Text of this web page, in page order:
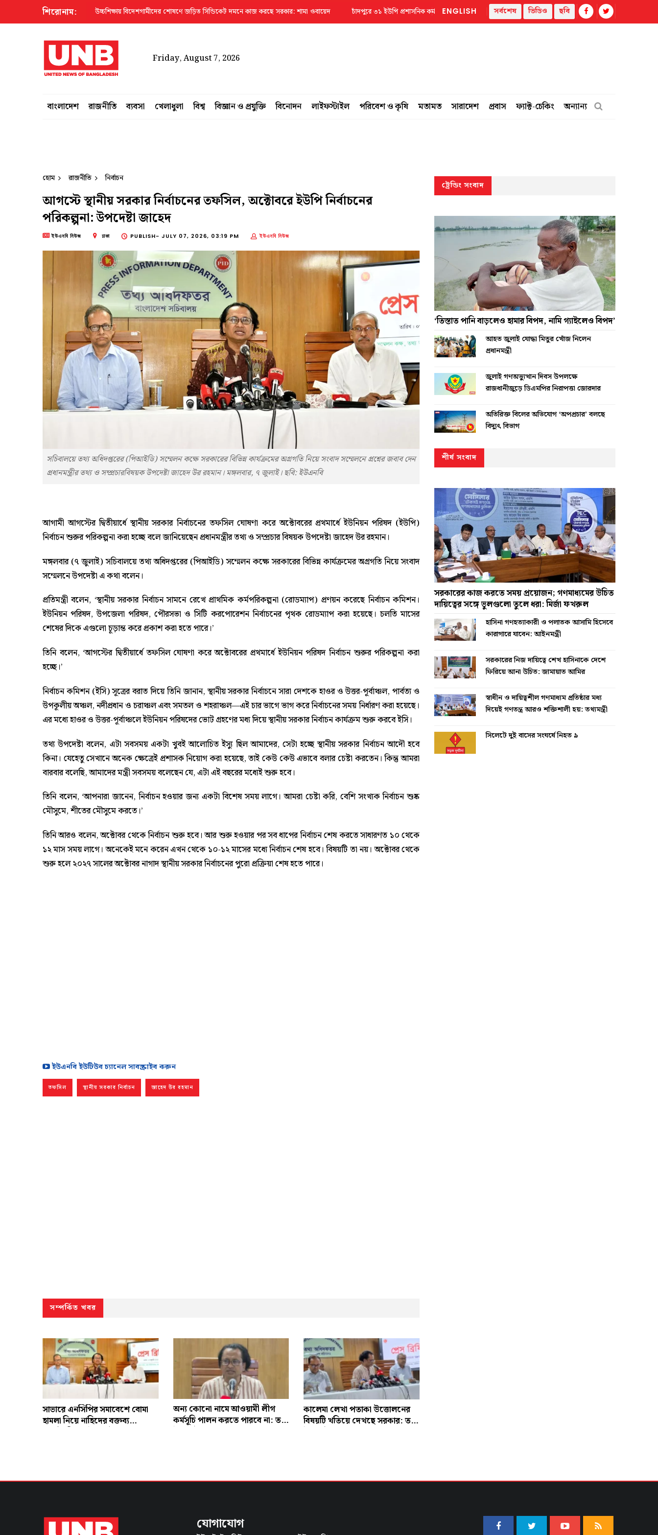
শিরোনাম:উচ্চশিক্ষায় বিদেশগামীদের শোষণে জড়িত সিন্ডিকেট দমনে কাজ করছে সরকার: শামা ওবায়েদ চাঁদপুরে ৩১ ইউপি প্রশাসনিক কর্মকর্তাকে বদলি সরকারের নিজ দায়িত্বে শেখ হাসিনাকে দেশে ফিরিয়ে আনা উচিত: জামায়াত
ENGLISH সর্বশেষ ভিডিও ছবি
Friday, August 7, 2026
বাংলাদেশ রাজনীতি ব্যবসা খেলাধুলা বিশ্ব বিজ্ঞান ও প্রযুক্তি বিনোদন লাইফস্টাইল পরিবেশ ও কৃষি মতামত সারাদেশ প্রবাস ফ্যাক্ট-চেকিং অন্যান্য
হোম রাজনীতি নির্বাচন
আগস্টে স্থানীয় সরকার নির্বাচনের তফসিল, অক্টোবরে ইউপি নির্বাচনের
পরিকল্পনা: উপদেষ্টা জাহেদ
ইউএনবি নিউজ ঢাকা PUBLISH- JULY 07, 2026, 03:19 PM ইউএনবি নিউজ
সচিবালয়ে তথ্য অধিদপ্তরের (পিআইডি) সম্মেলন কক্ষে সরকারের বিভিন্ন কার্যক্রমের অগ্রগতি নিয়ে সংবাদ সম্মেলনে প্রশ্নের জবাব দেন
প্রধানমন্ত্রীর তথ্য ও সম্প্রচারবিষয়ক উপদেষ্টা জাহেদ উর রহমান। মঙ্গলবার, ৭ জুলাই। ছবি: ইউএনবি
আগামী আগস্টের দ্বিতীয়ার্ধে স্থানীয় সরকার নির্বাচনের তফসিল ঘোষণা করে অক্টোবরের প্রথমার্ধে ইউনিয়ন পরিষদ (ইউপি)
নির্বাচন শুরুর পরিকল্পনা করা হচ্ছে বলে জানিয়েছেন প্রধানমন্ত্রীর তথ্য ও সম্প্রচার বিষয়ক উপদেষ্টা জাহেদ উর রহমান।
মঙ্গলবার (৭ জুলাই) সচিবালয়ে তথ্য অধিদপ্তরের (পিআইডি) সম্মেলন কক্ষে সরকারের বিভিন্ন কার্যক্রমের অগ্রগতি নিয়ে সংবাদ
সম্মেলনে উপদেষ্টা এ কথা বলেন।
প্রতিমন্ত্রী বলেন, ‘স্থানীয় সরকার নির্বাচন সামনে রেখে প্রাথমিক কর্মপরিকল্পনা (রোডম্যাপ) প্রণয়ন করেছে নির্বাচন কমিশন।
ইউনিয়ন পরিষদ, উপজেলা পরিষদ, পৌরসভা ও সিটি করপোরেশন নির্বাচনের পৃথক রোডম্যাপ করা হয়েছে। চলতি মাসের
শেষের দিকে এগুলো চূড়ান্ত করে প্রকাশ করা হতে পারে।’
তিনি বলেন, ‘আগস্টের দ্বিতীয়ার্ধে তফসিল ঘোষণা করে অক্টোবরের প্রথমার্ধে ইউনিয়ন পরিষদ নির্বাচন শুরুর পরিকল্পনা করা
হচ্ছে।’
নির্বাচন কমিশন (ইসি) সূত্রের বরাত দিয়ে তিনি জানান, স্থানীয় সরকার নির্বাচনে সারা দেশকে হাওর ও উত্তর-পূর্বাঞ্চল, পার্বত্য ও
উপকূলীয় অঞ্চল, নদীপ্রধান ও চরাঞ্চল এবং সমতল ও শহরাঞ্চল—এই চার ভাগে ভাগ করে নির্বাচনের সময় নির্ধারণ করা হয়েছে।
এর মধ্যে হাওর ও উত্তর-পূর্বাঞ্চলে ইউনিয়ন পরিষদের ভোট গ্রহণের মধ্য দিয়ে স্থানীয় সরকার নির্বাচন কার্যক্রম শুরু করবে ইসি।
তথ্য উপদেষ্টা বলেন, এটা সবসময় একটা খুবই আলোচিত ইস্যু ছিল আমাদের, সেটা হচ্ছে স্থানীয় সরকার নির্বাচন আদৌ হবে
কিনা। যেহেতু সেখানে অনেক ক্ষেত্রেই প্রশাসক নিয়োগ করা হয়েছে, তাই কেউ কেউ এভাবে বলার চেষ্টা করতেন। কিন্তু আমরা
বারবার বলেছি, আমাদের মন্ত্রী সবসময় বলেছেন যে, এটা এই বছরের মধ্যেই শুরু হবে।
তিনি বলেন, ‘আপনারা জানেন, নির্বাচন হওয়ার জন্য একটা বিশেষ সময় লাগে। আমরা চেষ্টা করি, বেশি সংখ্যক নির্বাচন শুষ্ক
মৌসুমে, শীতের মৌসুমে করতে।’
তিনি আরও বলেন, অক্টোবর থেকে নির্বাচন শুরু হবে। আর শুরু হওয়ার পর সব ধাপের নির্বাচন শেষ করতে সাধারণত ১০ থেকে
১২ মাস সময় লাগে। অনেকেই মনে করেন এখন থেকে ১০-১২ মাসের মধ্যে নির্বাচন শেষ হবে। বিষয়টি তা নয়। অক্টোবর থেকে
শুরু হলে ২০২৭ সালের অক্টোবর নাগাদ স্থানীয় সরকার নির্বাচনের পুরো প্রক্রিয়া শেষ হতে পারে।
ইউএনবি ইউটিউব চ্যানেল সাবস্ক্রাইব করুন
তফসিল স্থানীয় সরকার নির্বাচন জাহেদ উর রহমান
সম্পর্কিত খবর
সাভারে এনসিপির সমাবেশে বোমা
হামলা নিয়ে নাহিদের বক্তব্য
অন্য কোনো নামে আওয়ামী লীগ
কর্মসূচি পালন করতে পারবে না: তথ্য
কালেমা লেখা পতাকা উত্তোলনের
বিষয়টি খতিয়ে দেখছে সরকার: তথ্য
ট্রেন্ডিং সংবাদ
‘তিস্তাত পানি বাড়লেও হামার বিপদ, নামি গ্যাইলেও বিপদ’
আহত জুলাই যোদ্ধা মিতুর খোঁজ নিলেন
প্রধানমন্ত্রী
জুলাই গণঅভ্যুত্থান দিবস উপলক্ষে
রাজধানীজুড়ে ডিএমপির নিরাপত্তা জোরদার
অতিরিক্ত বিলের অভিযোগ ‘অপপ্রচার’ বলছে
বিদ্যুৎ বিভাগ
শীর্ষ সংবাদ
সরকারের কাজ করতে সময় প্রয়োজন; গণমাধ্যমের উচিত
দায়িত্বের সঙ্গে ভুলগুলো তুলে ধরা: মির্জা ফখরুল
হাসিনা গণহত্যাকারী ও পলাতক আসামি হিসেবে
কারাগারে যাবেন: আইনমন্ত্রী
সরকারের নিজ দায়িত্বে শেখ হাসিনাকে দেশে
ফিরিয়ে আনা উচিত: জামায়াত আমির
স্বাধীন ও দায়িত্বশীল গণমাধ্যম প্রতিষ্ঠার মধ্য
দিয়েই গণতন্ত্র আরও শক্তিশালী হয়: তথ্যমন্ত্রী
সিলেটে দুই বাসের সংঘর্ষে নিহত ৯
যোগাযোগ